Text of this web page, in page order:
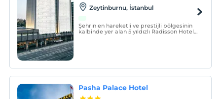
Zeytinburnu, İstanbul
Şehrin en hareketli ve prestijli bölgesinin
kalbinde yer alan 5 yıldızlı Radisson Hotel
Pasha Palace Hotel